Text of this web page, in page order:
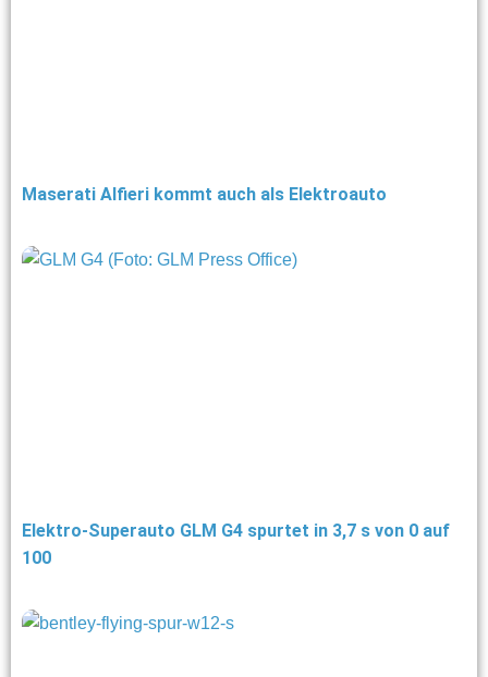
Maserati Alfieri kommt auch als Elektroauto
Elektro-Superauto GLM G4 spurtet in 3,7 s von 0 auf
100